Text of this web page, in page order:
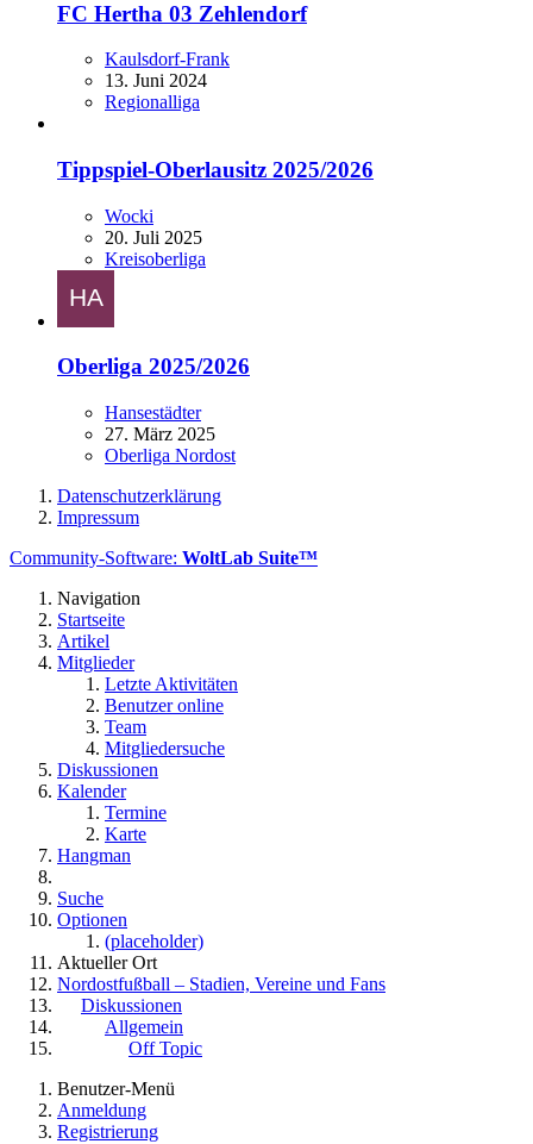
FC Hertha 03 Zehlendorf
Kaulsdorf-Frank
13. Juni 2024
Regionalliga
Tippspiel-Oberlausitz 2025/2026
Wocki
20. Juli 2025
Kreisoberliga
Oberliga 2025/2026
Hansestädter
27. März 2025
Oberliga Nordost
Datenschutzerklärung
Impressum
Community-Software: WoltLab Suite™
Navigation
Startseite
Artikel
Mitglieder
Letzte Aktivitäten
Benutzer online
Team
Mitgliedersuche
Diskussionen
Kalender
Termine
Karte
Hangman
Suche
Optionen
(placeholder)
Aktueller Ort
Nordostfußball – Stadien, Vereine und Fans
Diskussionen
Allgemein
Off Topic
Benutzer-Menü
Anmeldung
Registrierung